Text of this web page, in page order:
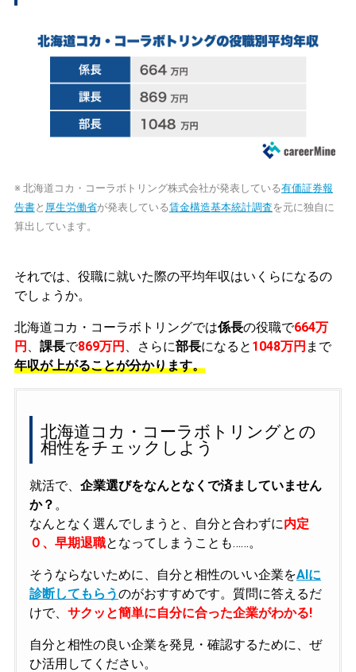
※ 北海道コカ・コーラボトリング株式会社が発表している有価証券報
告書と 厚生労働省が発表している賃金構造基本統計調査を元に独自に
算出しています。
それでは、役職に就いた際の平均年収はいくらになるの
でしょうか。
北海道コカ・コーラボトリングでは係長の役職で664万
円
課長で869万円 、さらに部長になると 1048万円 まで
年収が上がることが分かります。
北海道コカ・コーラボトリングとの
相性をチェックしよう
就活で、 企業選びをなんとなくで済ましていません
か？ 。
なんとなく選んでしまうと、自分と合わずに内定
０、早期退職となってしまうことも……。
そうならないために、自分と相性のいい企業をAIに
診断してもらうのがおすすめです。質問に答えるだ
けで、 サクッと簡単に自分に合った企業がわかる!
自分と相性の良い企業を発見・確認するために、ぜ
ひ活用してください。